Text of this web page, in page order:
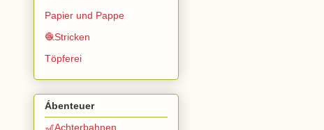
Papier und Pappe
🧶Stricken
Töpferei
Ábenteuer
🎢Achterbahnen